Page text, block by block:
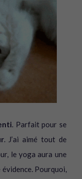
. Parfait pour se
. J’ai aimé tout de
le yoga aura une
évidence. Pourquoi,